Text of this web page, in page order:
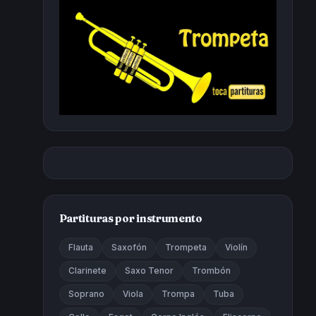
Partituras por instrumento
Flauta Saxofón Trompeta Violín
Clarinete Saxo Tenor Trombón
Soprano Viola Trompa Tuba